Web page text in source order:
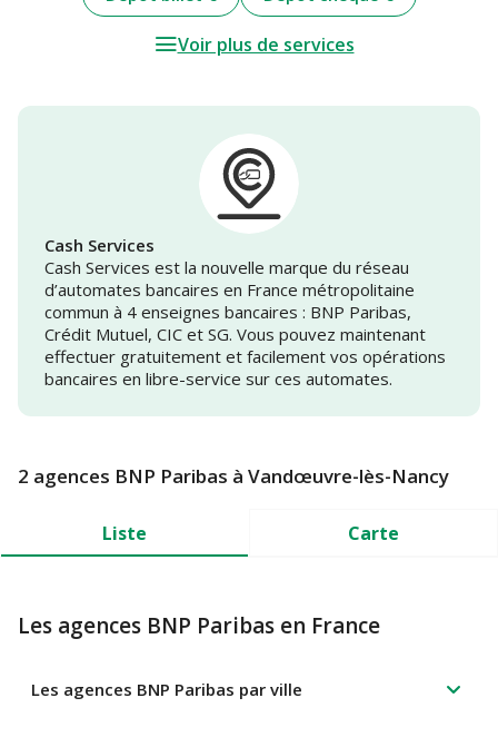
Voir plus de services
Cash Services
Cash Services est la nouvelle marque du réseau
d’automates bancaires en France métropolitaine
commun à 4 enseignes bancaires : BNP Paribas,
Crédit Mutuel, CIC et SG. Vous pouvez maintenant
effectuer gratuitement et facilement vos opérations
bancaires en libre-service sur ces automates.
2 agences BNP Paribas à Vandœuvre-lès-Nancy
Liste Carte
Les agences BNP Paribas en France
Les agences BNP Paribas par ville